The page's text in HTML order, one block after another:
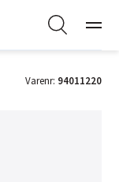
Varenr: 94011220